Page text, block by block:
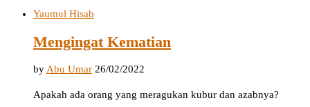
Yaumul Hisab
Mengingat Kematian
byAbu Umar 26/02/2022
Apakah ada orang yang meragukan kubur dan azabnya?